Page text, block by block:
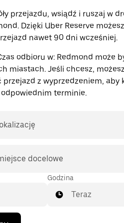
przejazdu, wsiądź i ruszaj w
Dzięki Uber Reserve
nawet 90 dni wcześniej.
odbioru w: Redmond może
miastach. Jeśli chcesz, możesz
przejazd z wyprzedzeniem, aby
odpowiednim terminie.
docelowe
Godzina
Teraz